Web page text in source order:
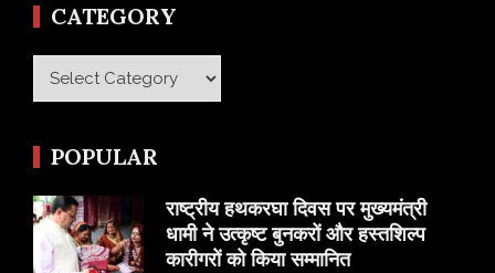
CATEGORY
Category
POPULAR
राष्ट्रीय हथकरघा दिवस पर मुख्यमंत्री
धामी ने उत्कृष्ट बुनकरों और हस्तशिल्प
कारीगरों को किया सम्मानित